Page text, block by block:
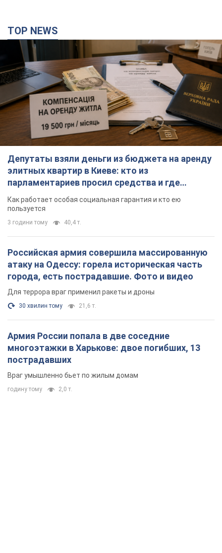
TOP NEWS
Депутаты взяли деньги из бюджета на аренду
элитных квартир в Киеве: кто из
парламентариев просил средства и где
поселился
Как работает особая социальная гарантия и кто ею
пользуется
3 години тому 40,4 т.
Российская армия совершила массированную
атаку на Одессу: горела историческая часть
города, есть пострадавшие. Фото и видео
Для террора враг применил ракеты и дроны
30 хвилин тому 21,6 т.
Армия России попала в две соседние
многоэтажки в Харькове: двое погибших, 13
пострадавших
Враг умышленно бьет по жилым домам
годину тому 2,0 т.